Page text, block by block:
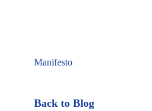
Manifesto
Back to Blog